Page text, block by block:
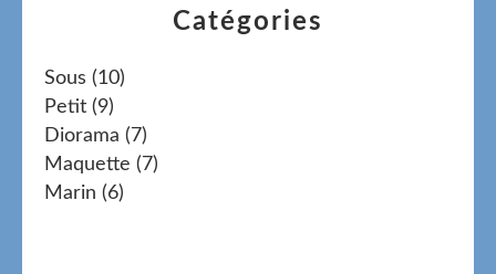
Catégories
Sous (10)
Petit (9)
Diorama (7)
Maquette (7)
Marin (6)